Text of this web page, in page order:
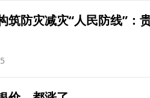
筑防灾减灾“人民防线”：